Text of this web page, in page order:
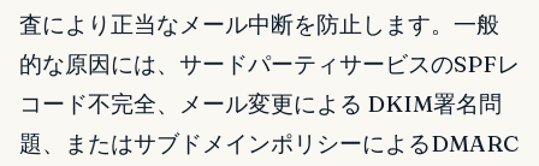
査により正当なメール中断を防止します。一般
的な原因には、サードパーティサービスのSPFレ
コード不完全、メール変更による DKIM署名問
題、またはサブドメインポリシーによるDMARC